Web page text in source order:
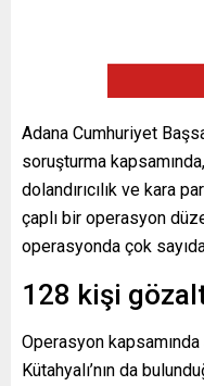
Adana Cumhuriyet
soruşturma
dolandırıcılık ve kara
çaplı bir operasyon
operasyonda çok
128 kişi
Operasyon
Kütahyalı’nın da